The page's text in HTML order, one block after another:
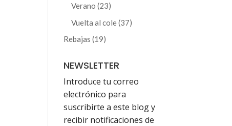
Verano 2323
productos
Vuelta al cole 3737
Rebajas 1919
NEWSLETTER